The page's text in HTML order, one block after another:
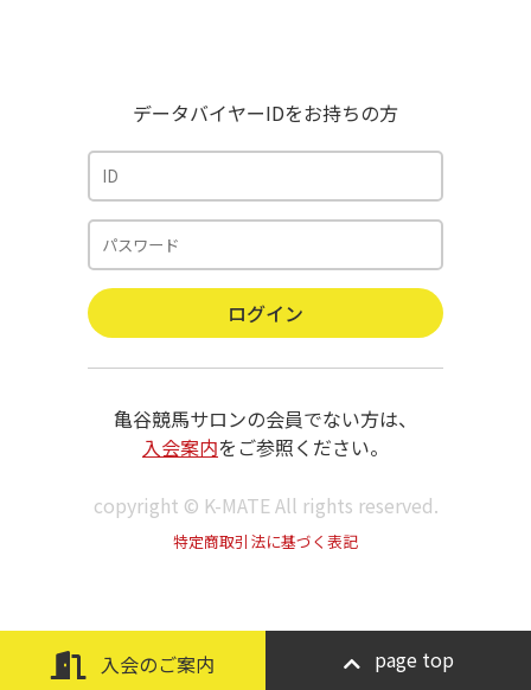
データバイヤーIDをお持ちの方
亀谷競馬サロンの会員でない方は、
入会案内をご参照ください。
copyright © K-MATE All rights reserved.
特定商取引法に基づく表記
入会のご案内 page top